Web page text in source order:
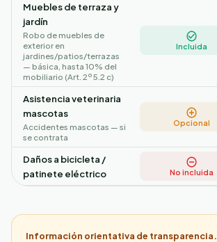
Muebles de terraza y
jardín
Robo de muebles de
exterior en
jardines/patios/terrazas
— básica, hasta 10% del
mobiliario (Art. 2º 5.2 c)
Incluida
Asistencia veterinaria
mascotas
Accidentes mascotas — si
se contrata
Opcional
Daños a bicicleta /
patinete eléctrico
No incluida
Información orientativa de transparencia.